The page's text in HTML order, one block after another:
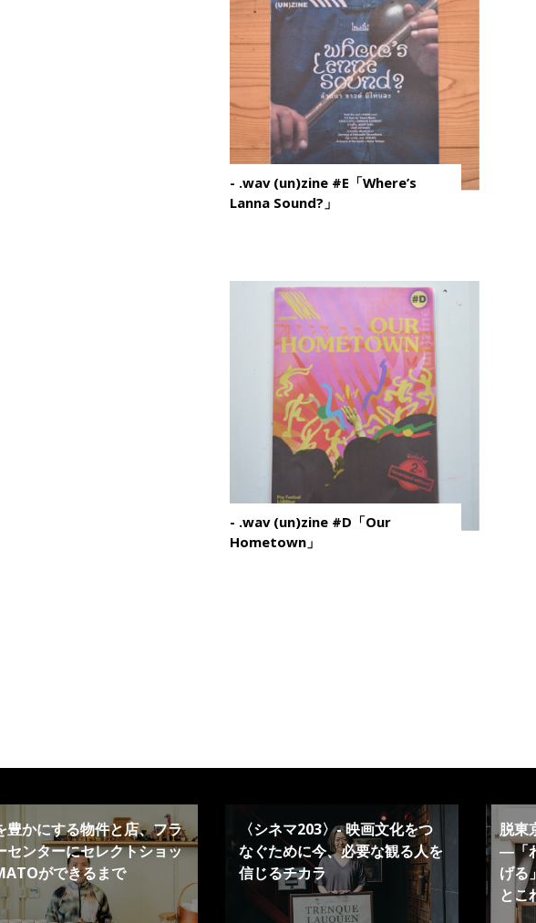
- .wav (un)zine #E「Where’s
Lanna Sound?」
- .wav (un)zine #D「Our
Hometown」
豊かにする物件と店、フラ
センターにセレクトショッ
ができるまで
〈シネマ203〉- 映画文化をつ
なぐために今、必要な観る人を
信じるチカラ
脱東
―「
げる
とこ